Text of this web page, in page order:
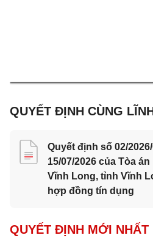
QUYẾT ĐỊNH CÙNG
Quyết định số 02/
15/07/2026 của Tòa
Vĩnh Long, tỉnh Vĩnh
hợp đồng tín dụng
QUYẾT ĐỊNH MỚI NHẤT